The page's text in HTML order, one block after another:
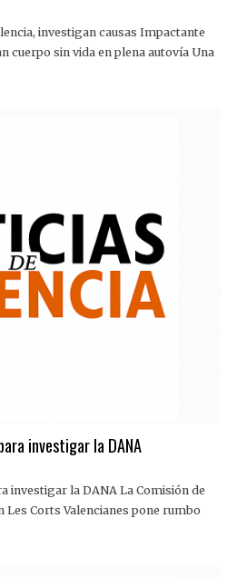
investigan causas Impactante
cuerpo sin vida en plena autovía Una
investigar la DANA
investigar la DANA La Comisión de
Corts Valencianes pone rumbo